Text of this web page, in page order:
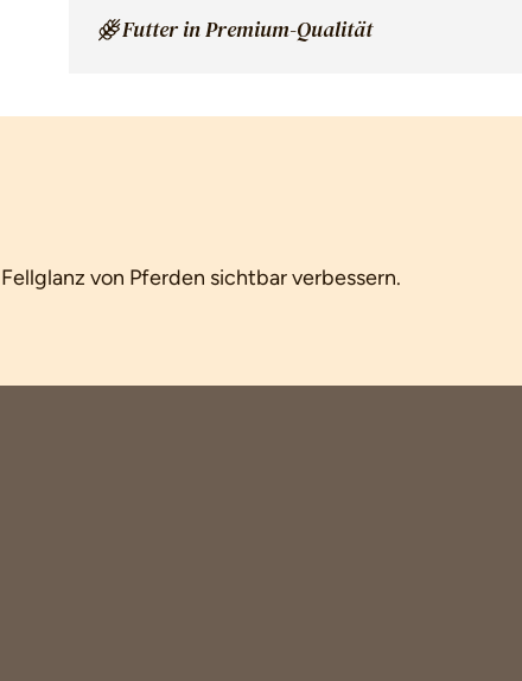
Futter in Premium-Qualität
Fellglanz von Pferden sichtbar verbessern.